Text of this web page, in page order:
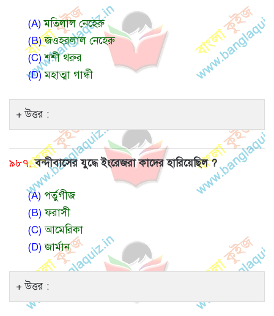
(A)মতিলাল নেহেরু
(B)জওহরলাল নেহেরু
(C)শশী থরুর
(D)মহাত্মা গান্ধী
উত্তর :
৯৮৭. বন্দীবাসের যুদ্ধে ইংরেজরা কাদের হারিয়েছিল ?
(A) পর্তুগীজ
(B)ফরাসী
(C)আমেরিকা
(D)জার্মান
উত্তর :